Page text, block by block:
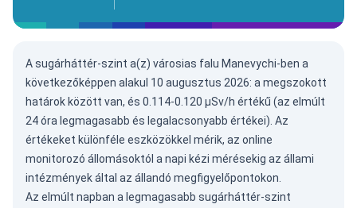
A sugárháttér-szint a(z) városias falu Manevychi-ben a
következőképpen alakul 10 augusztus 2026: a megszokott
határok között van, és 0.114-0.120 µSv/h értékű (az elmúlt
24 óra legmagasabb és legalacsonyabb értékei). Az
értékeket különféle eszközökkel mérik, az online
monitorozó állomásoktól a napi kézi mérésekig az állami
intézmények által az állandó megfigyelőpontokon.
Az elmúlt napban a legmagasabb sugárháttér-szint